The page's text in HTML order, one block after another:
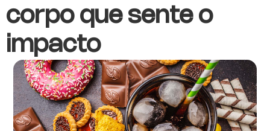
corpo que sente o
impacto